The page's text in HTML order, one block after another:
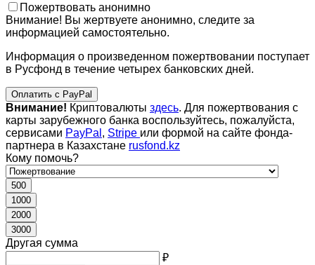
Пожертвовать анонимно
Внимание! Вы жертвуете анонимно, следите за
информацией самостоятельно.
Информация о произведенном пожертвовании поступает
в Русфонд в течение четырех банковских дней.
Оплатить с PayPal
Внимание! Криптовалюты здесь. Для пожертвования с
карты зарубежного банка воспользуйтесь, пожалуйста,
сервисами PayPal , Stripe или формой на сайте фонда-
партнера в Казахстане rusfond.kz
Кому помочь?
500
1000
2000
3000
Другая сумма
₽